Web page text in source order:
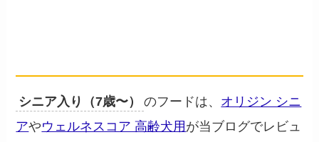
シニア入り（7歳〜） のフードは、 オリジン シニ
アやウェルネスコア 高齢犬用 が当ブログでレビュ